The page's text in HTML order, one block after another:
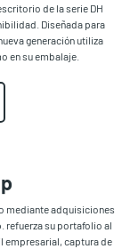
de la serie DH
Diseñada para
generación utiliza
en su embalaje.
mediante adquisiciones
refuerza su portafolio al
empresarial, captura de